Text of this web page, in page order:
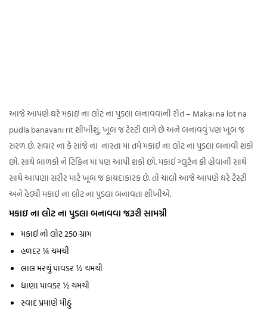
આજે આપણે ઘરે મકાઇ ના લોટ ના પુડલા બનાવવાની રીત – Makai na lot na
pudla banavani rit શીખીશું, ખૂબ જ ટેસ્ટી લાગે છે અને બનાવવું પણ ખૂબ જ
સરળ છે. સવાર ના કે સાંજે ના નાસ્તા માં તમે મકાઈ ના લોટ ના પુડલા બનાવી શકો
છો. સાથે બાળકો ને ટિફિન માં પણ આપી શકો છો. મકાઈ ગ્લુટેન ફ્રી હોવાની સાથે
સાથે આપણા સરીર માટે ખૂબ જ ફાયદાકારક છે. તો ચાલો આજે આપણે ઘરે ટેસ્ટી
અને હેલ્ધી મકાઈ ના લોટ ના પુડલા બનાવતા શીખીએ.
મકાઇ ના લોટ ના પુડલા બનાવવા જરૂરી સામગ્રી
મકાઈ નો લોટ 250 ગ્રામ
હળદર ¼ ચમચી
લાલ મરચું પાવડર ½ ચમચી
ધાણા પાવડર ½ ચમચી
સ્વાદ પ્રમાણે મીઠું